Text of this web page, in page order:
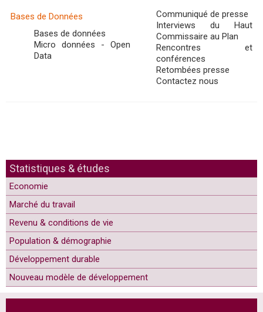
Statistiques & études
Economie
Marché du travail
Revenu & conditions de vie
Population & démographie
Développement durable
Nouveau modèle de développement
Bases de Données
Bases de données
Micro données - Open
Data
Communiqué de presse
Interviews du Haut
Commissaire au Plan
Rencontres et
conférences
Retombées presse
Contactez nous